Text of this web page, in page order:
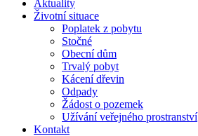
Aktuality
Životní situace
Poplatek z pobytu
Stočné
Obecní dům
Trvalý pobyt
Kácení dřevin
Odpady
Žádost o pozemek
Užívání veřejného prostranství
Kontakt